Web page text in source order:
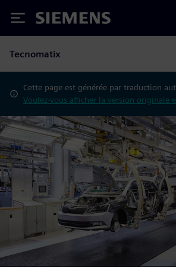
Siemens
Tecnomatix
Cette page est générée par traduction
Voulez-vous afficher la version originale